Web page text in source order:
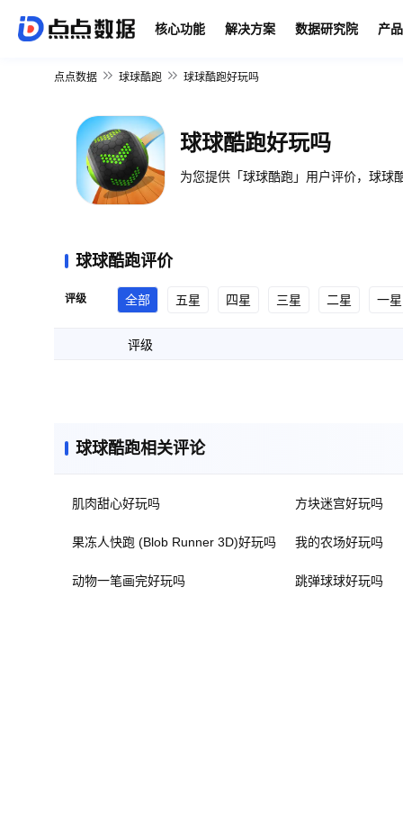
核心功能 解决方案 数据研究院 产
点点数据 球球酷跑 球球酷跑好玩吗
球球酷跑好玩吗
为您提供「球球酷跑」用户评价，球球
球球酷跑评价
评级 全部 五星 四星 三星 二星 一星
评级
球球酷跑相关评论
肌肉甜心好玩吗 方块迷宫好玩吗
果冻人快跑 (Blob Runner 3D)好玩吗 我的农场好玩吗
动物一笔画完好玩吗 跳弹球球好玩吗